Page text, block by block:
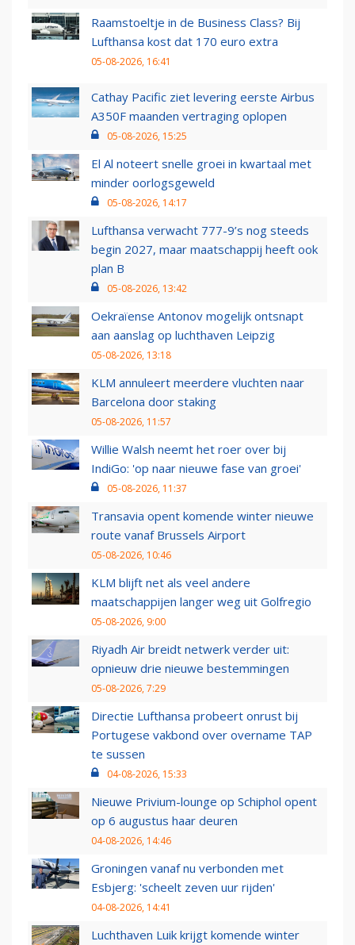
Raamstoeltje in de Business Class? Bij
Lufthansa kost dat 170 euro extra
05-08-2026, 16:41
Cathay Pacific ziet levering eerste Airbus
A350F maanden vertraging oplopen
05-08-2026, 15:25
El Al noteert snelle groei in kwartaal met
minder oorlogsgeweld
05-08-2026, 14:17
Lufthansa verwacht 777-9’s nog steeds
begin 2027, maar maatschappij heeft ook
plan B
05-08-2026, 13:42
Oekraïense Antonov mogelijk ontsnapt
aan aanslag op luchthaven Leipzig
05-08-2026, 13:18
KLM annuleert meerdere vluchten naar
Barcelona door staking
05-08-2026, 11:57
Willie Walsh neemt het roer over bij
IndiGo: 'op naar nieuwe fase van groei'
05-08-2026, 11:37
Transavia opent komende winter nieuwe
route vanaf Brussels Airport
05-08-2026, 10:46
KLM blijft net als veel andere
maatschappijen langer weg uit Golfregio
05-08-2026, 9:00
Riyadh Air breidt netwerk verder uit:
opnieuw drie nieuwe bestemmingen
05-08-2026, 7:29
Directie Lufthansa probeert onrust bij
Portugese vakbond over overname TAP
te sussen
04-08-2026, 15:33
Nieuwe Privium-lounge op Schiphol opent
op 6 augustus haar deuren
04-08-2026, 14:46
Groningen vanaf nu verbonden met
Esbjerg: 'scheelt zeven uur rijden'
04-08-2026, 14:41
Luchthaven Luik krijgt komende winter